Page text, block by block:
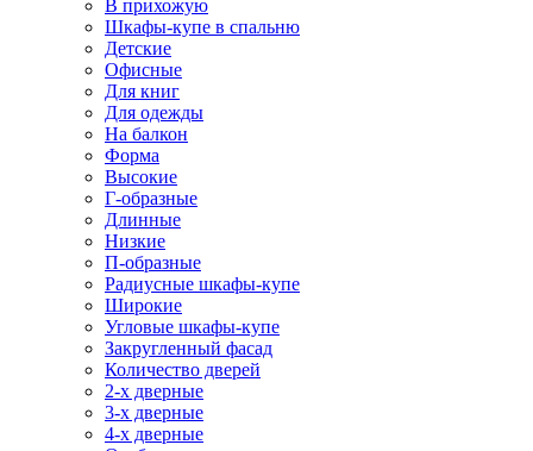
В прихожую
Шкафы-купе в спальню
Детские
Офисные
Для книг
Для одежды
На балкон
Форма
Высокие
Г-образные
Длинные
Низкие
П-образные
Радиусные шкафы-купе
Широкие
Угловые шкафы-купе
Закругленный фасад
Количество дверей
2-х дверные
3-х дверные
4-х дверные